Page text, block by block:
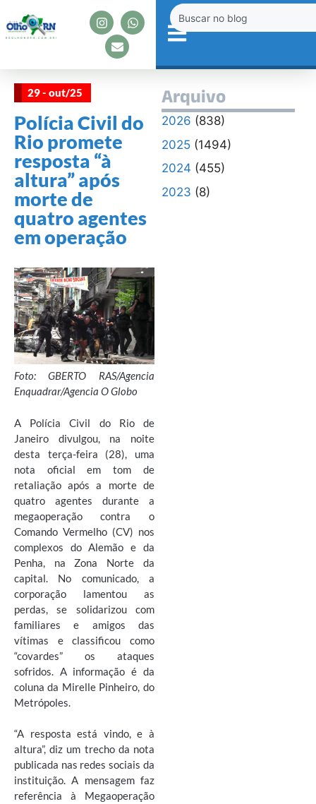
29 - out/25
Polícia Civil do
Rio promete
resposta “à
altura” após
morte de
quatro agentes
em operação
Foto: GBERTO RAS/Agencia
Enquadrar/Agencia O Globo
A Polícia Civil do Rio de
Janeiro divulgou, na noite
desta terça-feira (28), uma
nota oficial em tom de
retaliação após a morte de
quatro agentes durante a
megaoperação contra o
Comando Vermelho (CV) nos
complexos do Alemão e da
Penha, na Zona Norte da
capital. No comunicado, a
corporação lamentou as
perdas, se solidarizou com
familiares e amigos das
vítimas e classificou como
“covardes” os ataques
sofridos. A informação é da
coluna da Mirelle Pinheiro, do
Metrópoles.
“A resposta está vindo, e à
altura”, diz um trecho da nota
publicada nas redes sociais da
instituição. A mensagem faz
referência à Megaoperação
Arquivo
2026 (838)
2025(1494)
2024 (455)
2023 (8)